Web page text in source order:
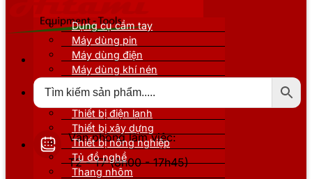
Văn phòng làm việc:
T2 - T7 (8h00 - 17h45)
Dụng cụ cầm tay
Máy dùng pin
Máy dùng điện
Máy dùng khí nén
Thiết bị nâng đỡ
Thiết bị điện lạnh
Thiết bị xây dựng
Thiết bị nông nghiệp
Tủ đồ nghề
Thang nhôm